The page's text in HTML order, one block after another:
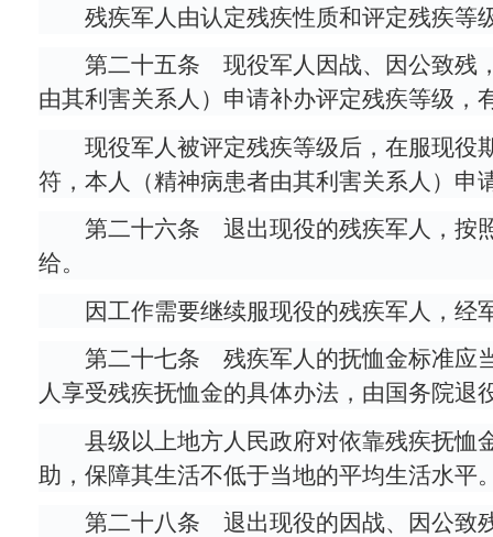
残疾军人由认定残疾性质和评定残疾等
第二十五条 现役军人因战、因公致残
由其利害关系人）申请补办评定残疾等级
现役军人被评定残疾等级后，在服现役
符，本人（精神病患者由其利害关系人）申
第二十六条 退出现役的残疾军人，按
给。
因工作需要继续服现役的残疾军人，
第二十七条 残疾军人的抚恤金标准应
人享受残疾抚恤金的具体办法，由国务院
县级以上地方人民政府对依靠残疾抚恤
助，保障其生活不低于当地的平均生活水平
第二十八条 退出现役的因战、因公致